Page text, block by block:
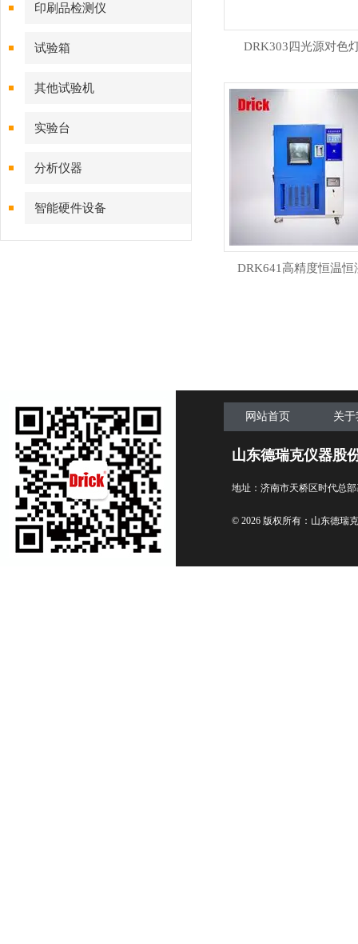
印刷品检测仪
试验箱
其他试验机
实验台
分析仪器
智能硬件设备
DRK303四光源对色
DRK641高精度恒温恒
网站首页 关
山东德瑞克仪器股
地址：济南市天桥区时代总
© 2026 版权所有：山东德瑞